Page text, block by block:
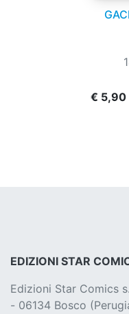
€ 5,90
EDIZIONI STAR
Edizioni Star Comics
- 06134 Bosco